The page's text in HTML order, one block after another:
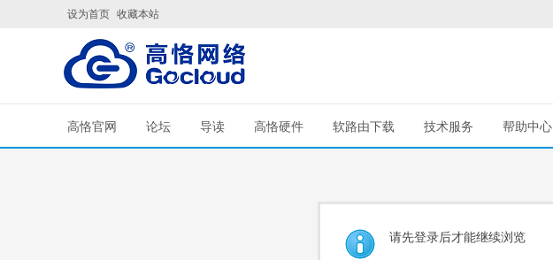
设为首页 收藏本站
高恪官网 论坛 导读 高恪硬件 软路由下载 技术服务 帮助中心
请先登录后才能继续浏览